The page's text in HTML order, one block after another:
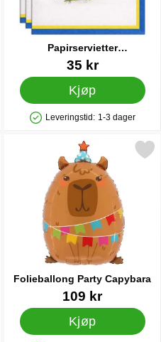
Papirservietter
Sverigeflagg/Roser 33 cm 20-
pakning
Varenummer 90892
35 kr
Kjøp
Produkttilgjengelighet: På lager
Leveringstid: 1-3 dager
25-pakning som favoritt
Folieballong Party Capybara
Varenummer 87140
109 kr
Kjøp
Merk folieballong Party